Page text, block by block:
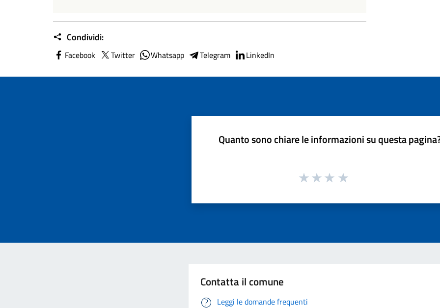
Condividi:
Facebook Twitter Whatsapp Telegram LinkedIn
Quanto sono chiare le informazioni su questa
Contatta il comune
Leggi le domande frequenti